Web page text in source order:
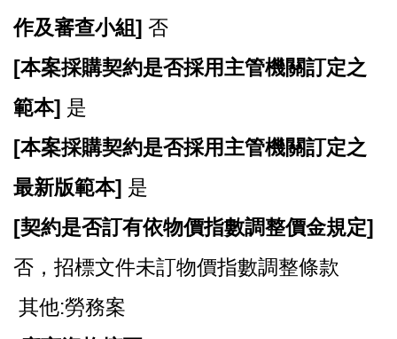
作及審查小組] 否
[本案採購契約是否採用主管機關訂定之
範本] 是
[本案採購契約是否採用主管機關訂定之
最新版範本] 是
[契約是否訂有依物價指數調整價金規定]
否，招標文件未訂物價指數調整條款
其他:勞務案